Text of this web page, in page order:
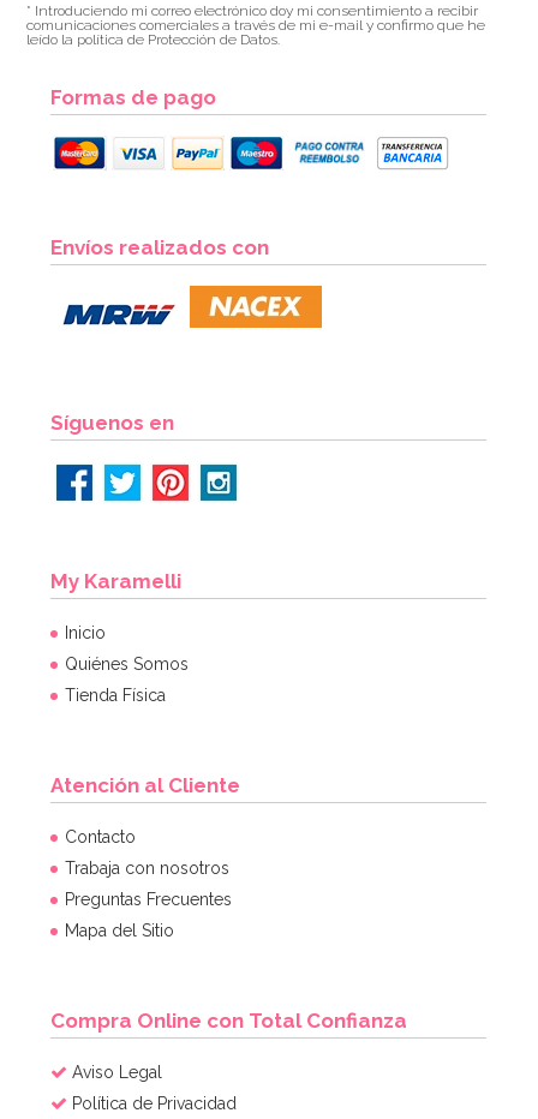
6,95€ 6,95€
Kit de troqueladoras, tijeras y estampadores para
Sugarcraft
AÑADIR
* Introduciendo mi correo electrónico doy mi consentimiento a recibir
comunicaciones comerciales a través de mi e-mail y confirmo que he
leído la política de Protección de Datos.
Formas de pago
Envíos realizados con
Síguenos en
My Karamelli
Inicio
Quiénes Somos
Tienda Física
Atención al Cliente
Contacto
Trabaja con nosotros
Preguntas Frecuentes
Mapa del Sitio
Compra Online con Total Confianza
Aviso Legal
Política de Privacidad